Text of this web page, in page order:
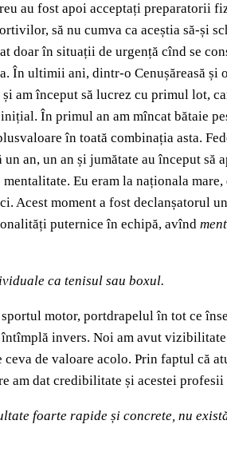
au fost apoi acceptați preparatorii
să nu cumva ca aceștia să-și
doar în situații de urgență cînd se
În ultimii ani, dintr-o Cenușăreasă
am început să lucrez cu primul lot,
În primul an am mîncat bătaie
în toată combinația asta.
an, un an și jumătate au început
Eu eram la naționala
Acest moment a fost declanșatorul
puternice în echipă, avînd
ca tenisul sau boxul.
motor, portdrapelul în tot ce
invers. Noi am avut
de valoare acolo. Prin faptul că
am dat credibilitate și acestei
foarte rapide și concrete, nu